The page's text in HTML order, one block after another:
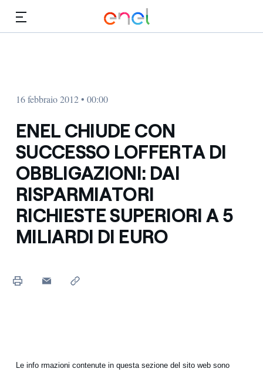
16 febbraio 2012 • 00:00
ENEL CHIUDE CON
SUCCESSO LOFFERTA DI
OBBLIGAZIONI: DAI
RISPARMIATORI
RICHIESTE SUPERIORI A 5
MILIARDI DI EURO
Le info rmazioni contenute in questa sezione del sito web sono